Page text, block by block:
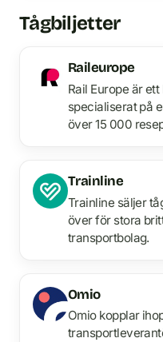
Tågbiljetter
Raileurope
Rail Europe är
specialiserat på
över 15 000
Trainline
Trainline säljer
över för stora
transportbolag.
Omio
Omio kopplar